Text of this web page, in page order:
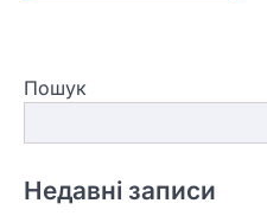
Пошук
Недавні записи